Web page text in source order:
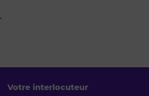
Votre interlocuteur